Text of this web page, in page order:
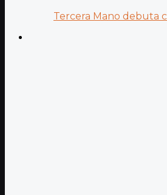
Tercera Mano debuta